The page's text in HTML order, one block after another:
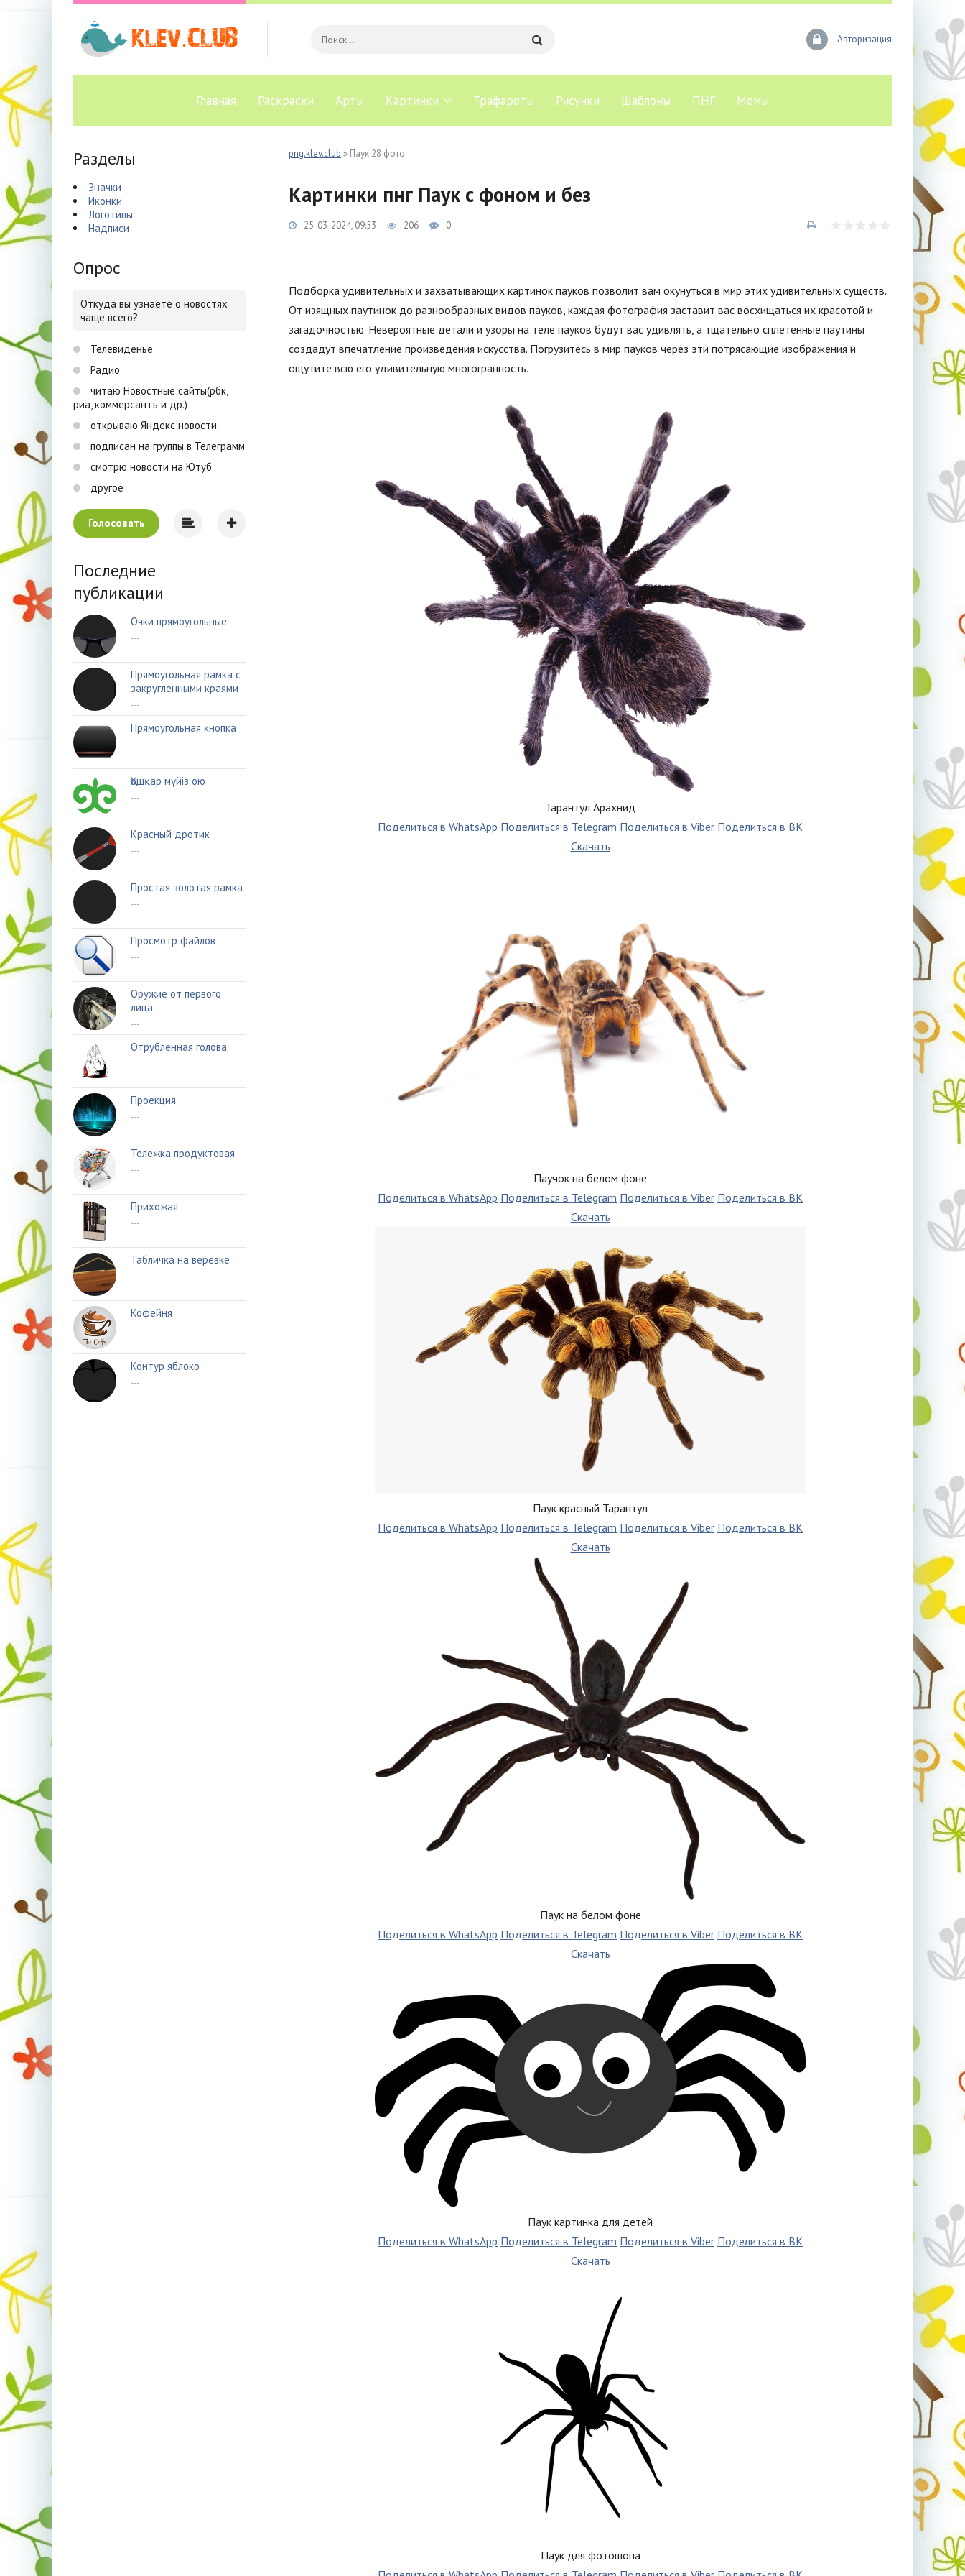
Авторизация
Главная Раскраски Арты Картинки Трафареты Рисунки Шаблоны ПНГ Мемы
png.klev.club » Паук 28 фото
Картинки пнг Паук с фоном и без
25-03-2024, 09:53 206 0
Подборка удивительных и захватывающих картинок пауков позволит вам окунуться в мир этих удивительных существ.
От изящных паутинок до разнообразных видов пауков, каждая фотография заставит вас восхищаться их красотой и
загадочностью. Невероятные детали и узоры на теле пауков будут вас удивлять, а тщательно сплетенные паутины
создадут впечатление произведения искусства. Погрузитесь в мир пауков через эти потрясающие изображения и
ощутите всю его удивительную многогранность.
Тарантул Арахнид
Поделиться в WhatsApp Поделиться в Telegram Поделиться в Viber Поделиться в ВК
Скачать
Паучок на белом фоне
Поделиться в WhatsApp Поделиться в Telegram Поделиться в Viber Поделиться в ВК
Скачать
Паук красный Тарантул
Поделиться в WhatsApp Поделиться в Telegram Поделиться в Viber Поделиться в ВК
Скачать
Паук на белом фоне
Поделиться в WhatsApp Поделиться в Telegram Поделиться в Viber Поделиться в ВК
Скачать
Паук картинка для детей
Поделиться в WhatsApp Поделиться в Telegram Поделиться в Viber Поделиться в ВК
Скачать
Паук для фотошопа
Разделы
Значки
Иконки
Логотипы
Надписи
Опрос
Откуда вы узнаете о новостях
чаще всего?
Телевиденье
Радио
читаю Новостные сайты(рбк,
риа, коммерсантъ и др.)
открываю Яндекс новости
подписан на группы в Телеграмм
смотрю новости на Ютуб
другое
Голосовать
Последние
публикации
Очки прямоугольные
---
Прямоугольная рамка с
закругленными краями
---
Прямоугольная кнопка
---
Қошқар мүйіз ою
---
Красный дротик
---
Простая золотая рамка
---
Просмотр файлов
---
Оружие от первого
лица
---
Отрубленная голова
---
Проекция
---
Тележка продуктовая
---
Прихожая
---
Табличка на веревке
---
Кофейня
---
Контур яблоко
---